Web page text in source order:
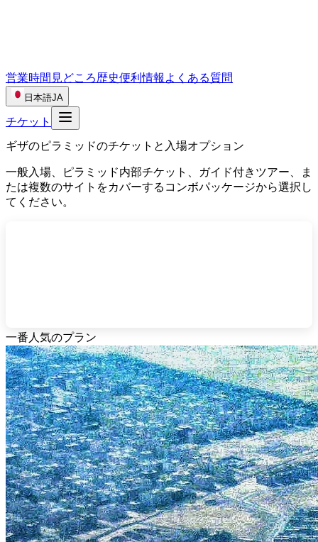
営業時間 見どころ歴史便利情報 よくある質問
日本語JA
チケット
ギザのピラミッドのチケットと入場オプション
一般入場、ピラミッド内部チケット、ガイド付きツアー、ま
たは複数のサイトをカバーするコンボパッケージから選択し
てください。
一番人気のプラン